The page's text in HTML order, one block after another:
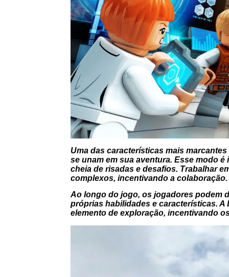
Uma das características mais
se unam em sua aventura. Esse modo
cheia de risadas e desafios. Trabalhar
complexos, incentivando a colaboração.
Ao longo do jogo, os jogadores podem
próprias habilidades e características.
elemento de exploração, incentivando